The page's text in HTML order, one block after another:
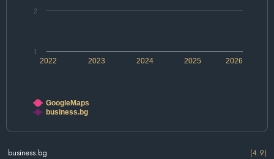
2022 2024 2026
2023 2025
1
2
GoogleMaps
business.bg
business.bg (4.9)